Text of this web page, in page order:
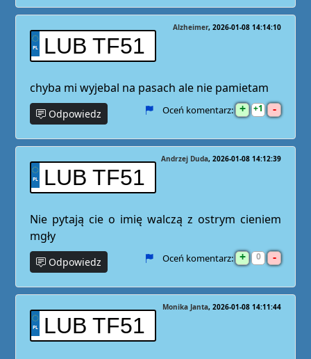
LUB TF51
Alzheimer 2026-01-08 14:14:10
chyba mi wyjebal na pasach ale nie pamietam
Odpowiedz Oceń komentarz: + 1 -
LUB TF51
Andrzej Duda 2026-01-08 14:12:39
Nie pytają cie o imię walczą z ostrym cieniem
mgły
Odpowiedz Oceń komentarz: + 0 -
LUB TF51
Monika Janta 2026-01-08 14:11:44